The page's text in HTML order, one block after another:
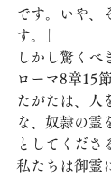
です。いや、
す。」
しかし驚くべ
ローマ8章15
たがたは、人
な、奴隷の霊
としてくださ
私たちは御霊